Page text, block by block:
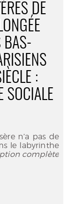
DE
BAS-
:
SOCIALE
n’a pas de
le labyrinthe
complète